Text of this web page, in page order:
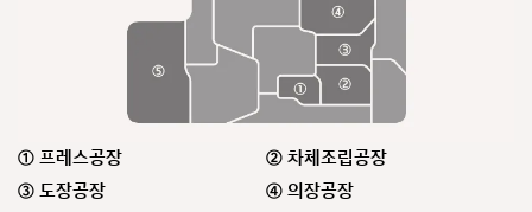
① 프레스공장 ② 차체조립공장
③ 도장공장 ④ 의장공장